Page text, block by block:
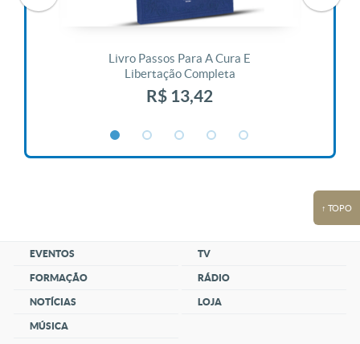
Livro Passos Para A Cura E
Libertação Completa
R$ 13,42
↑ TOPO
EVENTOS
FORMAÇÃO
NOTÍCIAS
MÚSICA
TV
RÁDIO
LOJA